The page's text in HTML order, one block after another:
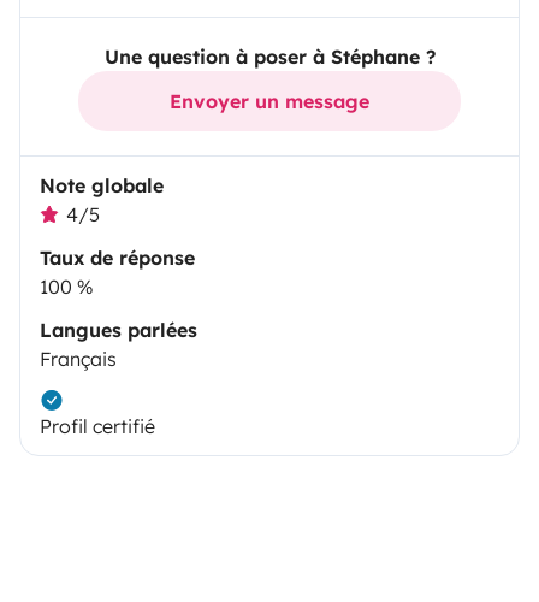
Une question à poser à Stéphane ?
Envoyer un message
Note globale
4/5
Taux de réponse
100 %
Langues parlées
Français
Profil certifié